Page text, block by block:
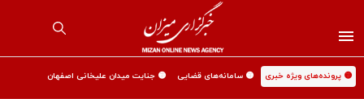
🟡 پرونده‌های ویژه خبری 🟡 سامانه‌های قضایی 🟡 جنایت میدان علیخانی اصفهان